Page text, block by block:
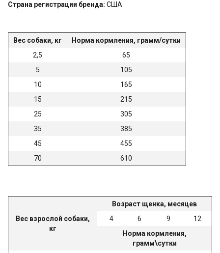
Страна регистрации бренда: США
Вес собаки, кг
Норма кормления, грамм/сутки
2,5
65
5
105
10
165
15
215
25
305
35
385
45
455
70
610
Вес взрослой собаки,
кг
Возраст щенка, месяцев
4
6 9
12
Норма кормления,
грамм\сутки